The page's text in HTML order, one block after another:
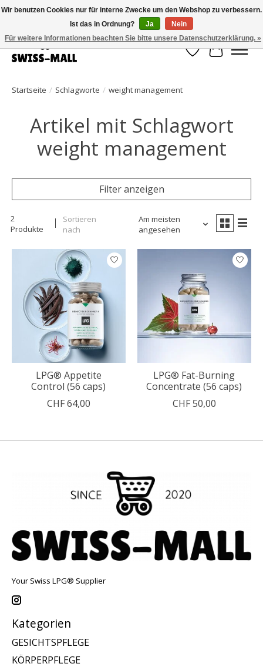
Kostenloser Versand ab CHF 250 – pünktlich und zuverlässig geliefert
Wunschzettel
Ihr
Startseite / Schlagworte / weight management
Artikel mit Schlagwort
weight management
Filter anzeigen
2
Produkte
Sortieren
nach
Am meisten
angesehen
LPG® Appetite
Control (56 caps)
CHF 64,00
LPG® Fat-Burning
Concentrate (56 caps)
CHF 50,00
Your Swiss LPG® Supplier
Kategorien
GESICHTSPFLEGE
KÖRPERPFLEGE
Wir benutzen Cookies nur für interne Zwecke um den Webshop zu verbessern.
Ist das in Ordnung?
Ja
Nein
Für weitere Informationen beachten Sie bitte unsere Datenschutzerklärung. »